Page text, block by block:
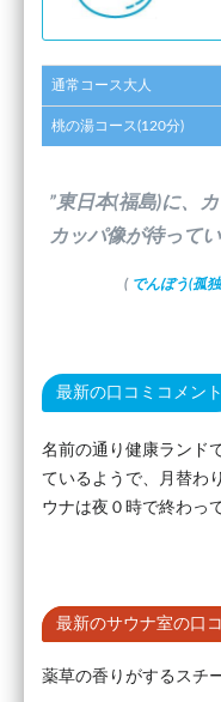
通常コース大人
桃の湯コース(120分)
”東日本(福島)に、
カッパ像が待って
( でんぼう(孤
最新の口コミコメント
名前の通り健康ランド
ているようで、月替わ
ウナは夜０時で終わっ
最新のサウナ室の口
薬草の香りがするスチ